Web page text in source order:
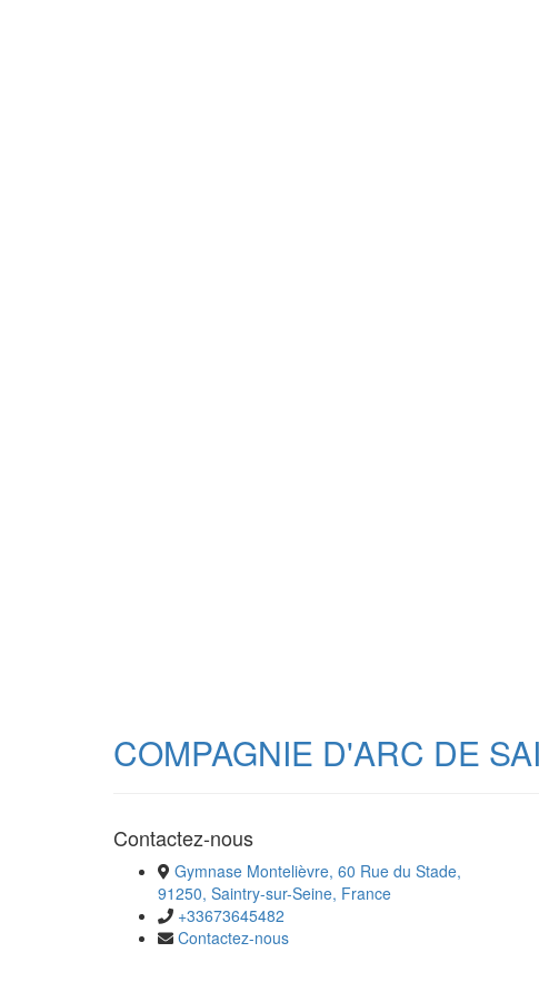
COMPAGNIE D'ARC DE
Contactez-nous
Gymnase Montelièvre, 60 Rue du Stade,
91250, Saintry-sur-Seine, France
+33673645482
Contactez-nous